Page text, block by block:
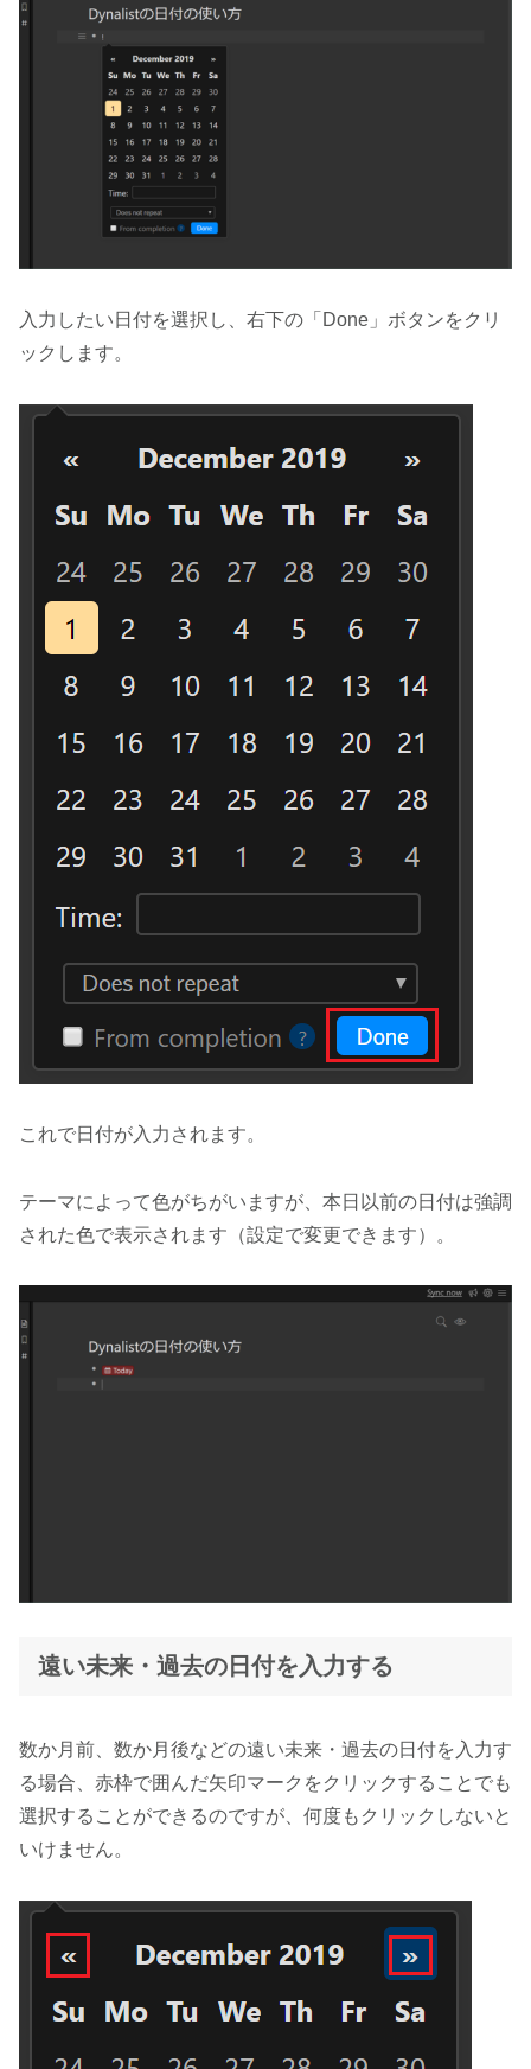
入力したい日付を選択し、右下の「Done」ボタンをクリ
ックします。
これで日付が入力されます。
テーマによって色がちがいますが、本日以前の日付は強調
された色で表示されます（設定で変更できます）。
遠い未来・過去の日付を入力する
数か月前、数か月後などの遠い未来・過去の日付を入力す
る場合、赤枠で囲んだ矢印マークをクリックすることでも
選択することができるのですが、何度もクリックしないと
いけません。